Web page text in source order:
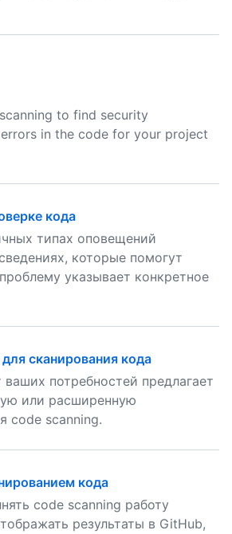
to find security
in the code for your project
кода
типах оповещений
которые помогут
указывает конкретное
сканирования кода
потребностей предлагает
или расширенную
code scanning.
кода
code scanning работу
результаты в GitHub,